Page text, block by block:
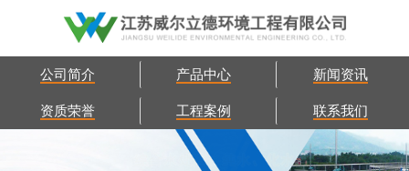
公司简介 产品中心 新闻资讯
资质荣誉 工程案例 联系我们